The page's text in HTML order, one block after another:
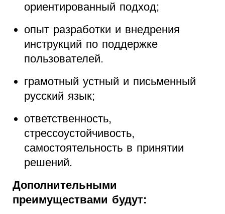
ориентированный подход;
опыт разработки и внедрения
инструкций по поддержке
пользователей.
грамотный устный и письменный
русский язык;
ответственность,
стресcоустойчивость,
самостоятельность в принятии
решений.
Дополнительными
преимуществами будут: